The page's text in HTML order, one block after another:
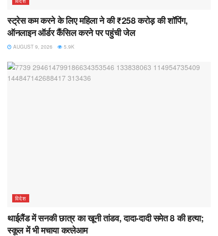
स्ट्रेस कम करने के लिए महिला ने की ₹258 करोड़ की शॉपिंग,
ऑनलाइन ऑर्डर कैंसिल करने पर पहुंची जेल
AUGUST 9, 2026 5.9K
विदेश
थाईलैंड में सनकी छात्र का खूनी तांडव, दादा-दादी समेत 8 की हत्या;
स्कूल में भी मचाया कत्लेआम